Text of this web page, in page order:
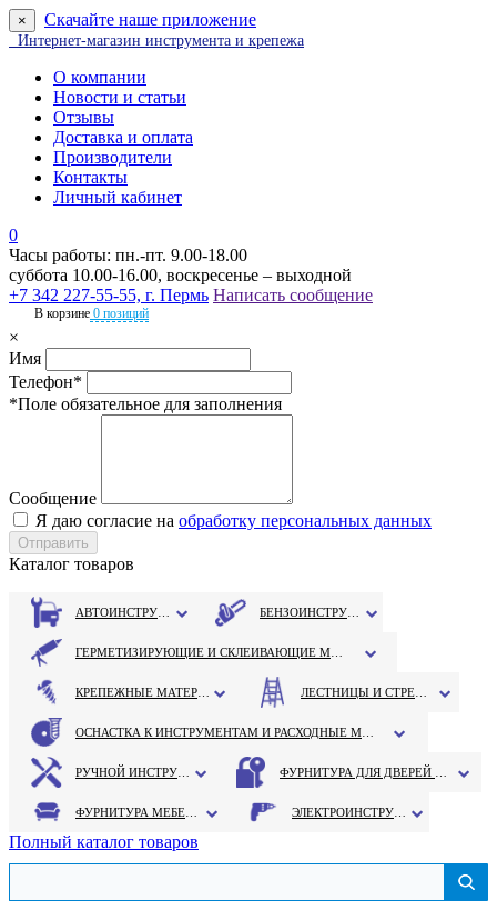
× Скачайте наше приложение
Интернет-магазин инструмента и крепежа
О компании
Новости и статьи
Отзывы
Доставка и оплата
Производители
Контакты
Личный кабинет
0
Часы работы: пн.-пт. 9.00-18.00
суббота 10.00-16.00, воскресенье – выходной
+7 342 227-55-55, г. Пермь Написать сообщение
В корзине 0 позиций
×
Имя
Телефон*
*Поле обязательное для заполнения
Сообщение
Я даю согласие на обработку персональных данных
Каталог товаров
Полный каталог товаров